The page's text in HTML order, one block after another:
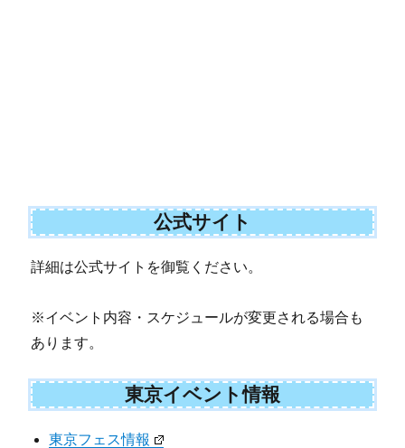
公式サイト
詳細は公式サイトを御覧ください。
※イベント内容・スケジュールが変更される場合も
あります。
東京イベント情報
東京フェス情報